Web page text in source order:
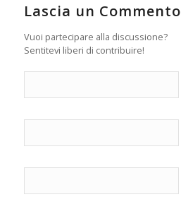
Lascia un Commento
Vuoi partecipare alla discussione?
Sentitevi liberi di contribuire!